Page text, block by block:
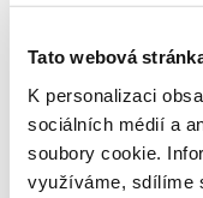
Tato webová
K personalizaci
sociálních médií a
soubory cookie.
využíváme, sdílíme
Krémová chuť
rybízuahrušek s
banánu. Navíc
podoběchia